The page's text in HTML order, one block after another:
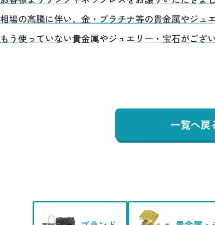
相場の高騰に伴い、金・プラチナ等の貴金属やジュ
もう使っていない貴金属やジュエリー・宝石がご
一覧へ戻